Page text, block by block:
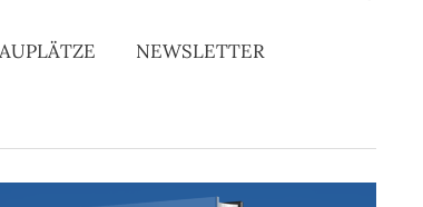
NEWSLETTER